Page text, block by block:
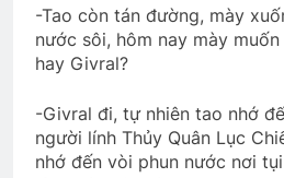
NGƯỜI ĐẸP
3 Years Ago 3
CTBCTY – Tập
3 Years Ago
-Tao còn tán đường, mày
nước sôi, hôm nay mày
hay Givral?
-Givral đi, tự nhiên tao nhớ
người lính Thủy Quân Lục
nhớ đến vòi phun nước nơi